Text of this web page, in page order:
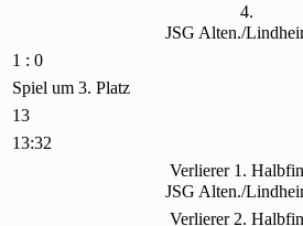
4.
JSG Alten./
1 : 0
Spiel um 3. Platz
13
13:32
Verlierer 1.
JSG Alten./
Verlierer 2.